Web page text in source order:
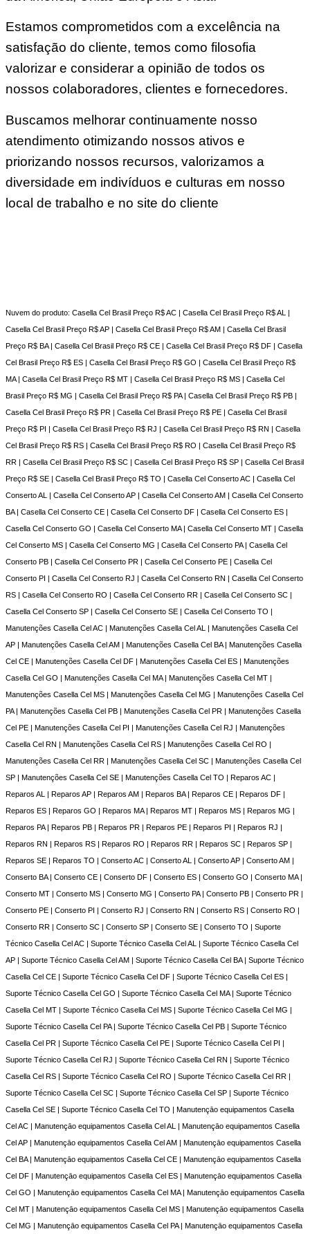
Estamos comprometidos com a excelência na
satisfação do cliente, temos como filosofia
valorizar e considerar a opinião de todos os
nossos colaboradores, clientes e fornecedores.
Buscamos melhorar continuamente nosso
atendimento otimizando nossos ativos e
priorizando nossos recursos, valorizamos a
diversidade em indivíduos e culturas em nosso
local de trabalho e no site do cliente
Nuvem do produto: Casella Cel Brasil Preço R$ AC | Casella Cel Brasil Preço R$ AL |
Casella Cel Brasil Preço R$ AP | Casella Cel Brasil Preço R$ AM | Casella Cel Brasil
Preço R$ BA | Casella Cel Brasil Preço R$ CE | Casella Cel Brasil Preço R$ DF | Casella
Cel Brasil Preço R$ ES | Casella Cel Brasil Preço R$ GO | Casella Cel Brasil Preço R$
MA | Casella Cel Brasil Preço R$ MT | Casella Cel Brasil Preço R$ MS | Casella Cel
Brasil Preço R$ MG | Casella Cel Brasil Preço R$ PA | Casella Cel Brasil Preço R$ PB |
Casella Cel Brasil Preço R$ PR | Casella Cel Brasil Preço R$ PE | Casella Cel Brasil
Preço R$ PI | Casella Cel Brasil Preço R$ RJ | Casella Cel Brasil Preço R$ RN | Casella
Cel Brasil Preço R$ RS | Casella Cel Brasil Preço R$ RO | Casella Cel Brasil Preço R$
RR | Casella Cel Brasil Preço R$ SC | Casella Cel Brasil Preço R$ SP | Casella Cel Brasil
Preço R$ SE | Casella Cel Brasil Preço R$ TO | Casella Cel Conserto AC | Casella Cel
Conserto AL | Casella Cel Conserto AP | Casella Cel Conserto AM | Casella Cel Conserto
BA | Casella Cel Conserto CE | Casella Cel Conserto DF | Casella Cel Conserto ES |
Casella Cel Conserto GO | Casella Cel Conserto MA | Casella Cel Conserto MT | Casella
Cel Conserto MS | Casella Cel Conserto MG | Casella Cel Conserto PA | Casella Cel
Conserto PB | Casella Cel Conserto PR | Casella Cel Conserto PE | Casella Cel
Conserto PI | Casella Cel Conserto RJ | Casella Cel Conserto RN | Casella Cel Conserto
RS | Casella Cel Conserto RO | Casella Cel Conserto RR | Casella Cel Conserto SC |
Casella Cel Conserto SP | Casella Cel Conserto SE | Casella Cel Conserto TO |
Manutenções Casella Cel AC | Manutenções Casella Cel AL | Manutenções Casella Cel
AP | Manutenções Casella Cel AM | Manutenções Casella Cel BA | Manutenções Casella
Cel CE | Manutenções Casella Cel DF | Manutenções Casella Cel ES | Manutenções
Casella Cel GO | Manutenções Casella Cel MA | Manutenções Casella Cel MT |
Manutenções Casella Cel MS | Manutenções Casella Cel MG | Manutenções Casella Cel
PA | Manutenções Casella Cel PB | Manutenções Casella Cel PR | Manutenções Casella
Cel PE | Manutenções Casella Cel PI | Manutenções Casella Cel RJ | Manutenções
Casella Cel RN | Manutenções Casella Cel RS | Manutenções Casella Cel RO |
Manutenções Casella Cel RR | Manutenções Casella Cel SC | Manutenções Casella Cel
SP | Manutenções Casella Cel SE | Manutenções Casella Cel TO | Reparos AC |
Reparos AL | Reparos AP | Reparos AM | Reparos BA | Reparos CE | Reparos DF |
Reparos ES | Reparos GO | Reparos MA | Reparos MT | Reparos MS | Reparos MG |
Reparos PA | Reparos PB | Reparos PR | Reparos PE | Reparos PI | Reparos RJ |
Reparos RN | Reparos RS | Reparos RO | Reparos RR | Reparos SC | Reparos SP |
Reparos SE | Reparos TO | Conserto AC | Conserto AL | Conserto AP | Conserto AM |
Conserto BA | Conserto CE | Conserto DF | Conserto ES | Conserto GO | Conserto MA |
Conserto MT | Conserto MS | Conserto MG | Conserto PA | Conserto PB | Conserto PR |
Conserto PE | Conserto PI | Conserto RJ | Conserto RN | Conserto RS | Conserto RO |
Conserto RR | Conserto SC | Conserto SP | Conserto SE | Conserto TO | Suporte
Técnico Casella Cel AC | Suporte Técnico Casella Cel AL | Suporte Técnico Casella Cel
AP | Suporte Técnico Casella Cel AM | Suporte Técnico Casella Cel BA | Suporte Técnico
Casella Cel CE | Suporte Técnico Casella Cel DF | Suporte Técnico Casella Cel ES |
Suporte Técnico Casella Cel GO | Suporte Técnico Casella Cel MA | Suporte Técnico
Casella Cel MT | Suporte Técnico Casella Cel MS | Suporte Técnico Casella Cel MG |
Suporte Técnico Casella Cel PA | Suporte Técnico Casella Cel PB | Suporte Técnico
Casella Cel PR | Suporte Técnico Casella Cel PE | Suporte Técnico Casella Cel PI |
Suporte Técnico Casella Cel RJ | Suporte Técnico Casella Cel RN | Suporte Técnico
Casella Cel RS | Suporte Técnico Casella Cel RO | Suporte Técnico Casella Cel RR |
Suporte Técnico Casella Cel SC | Suporte Técnico Casella Cel SP | Suporte Técnico
Casella Cel SE | Suporte Técnico Casella Cel TO | Manutençāo equipamentos Casella
Cel AC | Manutençāo equipamentos Casella Cel AL | Manutençāo equipamentos Casella
Cel AP | Manutençāo equipamentos Casella Cel AM | Manutençāo equipamentos Casella
Cel BA | Manutençāo equipamentos Casella Cel CE | Manutençāo equipamentos Casella
Cel DF | Manutençāo equipamentos Casella Cel ES | Manutençāo equipamentos Casella
Cel GO | Manutençāo equipamentos Casella Cel MA | Manutençāo equipamentos Casella
Cel MT | Manutençāo equipamentos Casella Cel MS | Manutençāo equipamentos Casella
Cel MG | Manutençāo equipamentos Casella Cel PA | Manutençāo equipamentos Casella